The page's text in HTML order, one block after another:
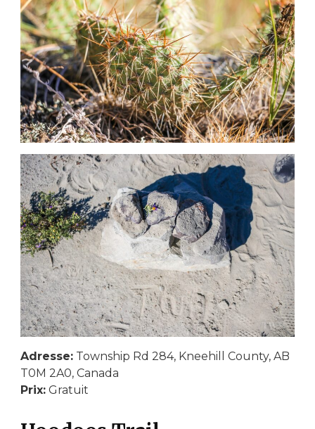
Adresse: Township Rd 284, Kneehill County, AB
T0M 2A0, Canada
Prix: Gratuit